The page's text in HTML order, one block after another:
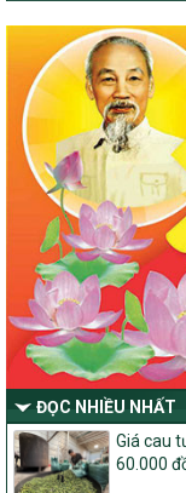
về đẩy mạnh thực
nông thôn mới,
hội vùng đồng bào
2030 trên địa bàn tỉnh
Quyết định số
Về việc thành lập
dựng nông thôn
xã hội vùng đồng
-2030 tỉnh Nghệ An
Thông tư Số 23/
Thông tư Hướng
mục tiêu quốc gia
vững và phát triển
số và miền núi giai
nước của Bộ Nông
Quyết định số:
Quyết định ban
sản phẩm Mỗi xã
ĐỌC NHIỀU NHẤT
Giá cau
60.000